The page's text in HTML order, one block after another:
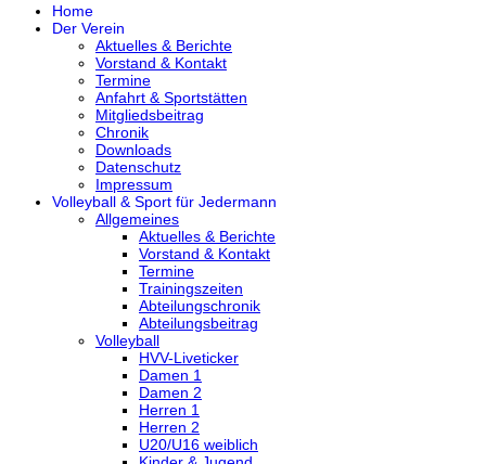
Home
Der Verein
Aktuelles & Berichte
Vorstand & Kontakt
Termine
Anfahrt & Sportstätten
Mitgliedsbeitrag
Chronik
Downloads
Datenschutz
Impressum
Volleyball & Sport für Jedermann
Allgemeines
Aktuelles & Berichte
Vorstand & Kontakt
Termine
Trainingszeiten
Abteilungschronik
Abteilungsbeitrag
Volleyball
HVV-Liveticker
Damen 1
Damen 2
Herren 1
Herren 2
U20/U16 weiblich